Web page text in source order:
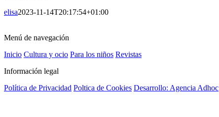
elisa2023-11-14T20:17:54+01:00
Menú de navegación
Inicio Cultura y ocio Para los niños Revistas
Información legal
Política de Privacidad Poltica de Cookies Desarrollo: Agencia Adhoc